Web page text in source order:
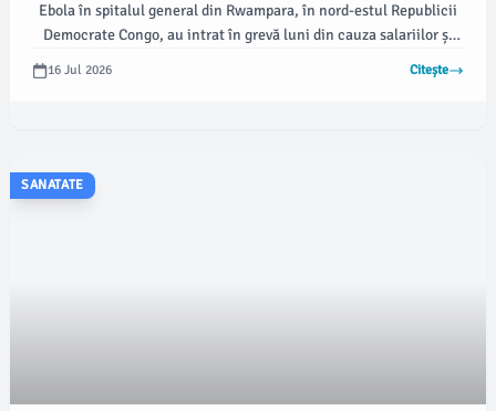
Ebola în spitalul general din Rwampara, în nord-estul Republicii
Democrate Congo, au intrat în grevă luni din cauza salariilor și
bonusurilor neplătite, închizând spitalul, blocând drumul către
16 Jul 2026 Citește
SANATATE